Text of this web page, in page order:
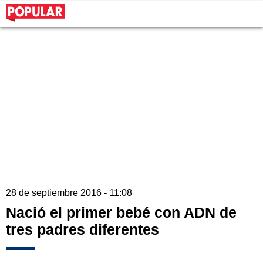
28 de septiembre 2016 - 11:08
Nació el primer bebé con ADN de
tres padres diferentes